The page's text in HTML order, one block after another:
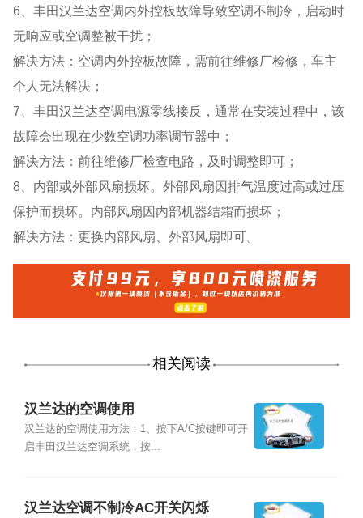
6、丰田汉兰达空调内外控板故障导致空调不制冷，启动时
无响应或空调整被干扰；
解决方法：空调内外控板故障，需前往维修厂检修，车主
个人无法解决；
7、丰田汉兰达空调电源零线接反，通常在安装过程中，该
故障会出现在少数空调功率调节器中；
解决方法：前往维修厂检查电路，及时调整即可；
8、内部或外部风扇损坏。外部风扇因排气温度过高或过压
保护而损坏。内部风扇因内部机器结霜而损坏；
解决方法：更换内部风扇、外部风扇即可。
相关阅读
汉兰达的空调使用
汉兰达的空调使用方法：1、按下A/C按键即可开
启丰田汉兰达空调系统，按...
汉兰达空调不制冷AC开关闪烁